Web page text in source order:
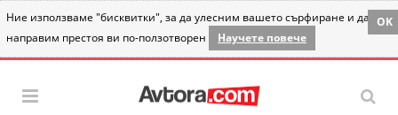
Ние използваме "бисквитки", за да улесним вашето сърфиране и да
направим престоя ви по-ползотворен
Научете повече
OK